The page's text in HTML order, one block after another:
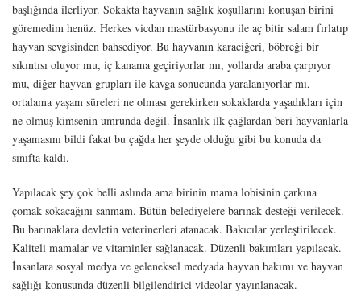
başlığında ilerliyor. Sokakta hayvanın sağlık koşullarını konuşan birini
göremedim henüz. Herkes vicdan mastürbasyonu ile aç bitir salam fırlatıp
hayvan sevgisinden bahsediyor. Bu hayvanın karaciğeri, böbreği bir
sıkıntısı oluyor mu, iç kanama geçiriyorlar mı, yollarda araba çarpıyor
mu, diğer hayvan grupları ile kavga sonucunda yaralanıyorlar mı,
ortalama yaşam süreleri ne olması gerekirken sokaklarda yaşadıkları için
ne olmuş kimsenin umrunda değil. İnsanlık ilk çağlardan beri hayvanlarla
yaşamasını bildi fakat bu çağda her şeyde olduğu gibi bu konuda da
sınıfta kaldı.
Yapılacak şey çok belli aslında ama birinin mama lobisinin çarkına
çomak sokacağını sanmam. Bütün belediyelere barınak desteği verilecek.
Bu barınaklara devletin veterinerleri atanacak. Bakıcılar yerleştirilecek.
Kaliteli mamalar ve vitaminler sağlanacak. Düzenli bakımları yapılacak.
İnsanlara sosyal medya ve geleneksel medyada hayvan bakımı ve hayvan
sağlığı konusunda düzenli bilgilendirici videolar yayınlanacak.